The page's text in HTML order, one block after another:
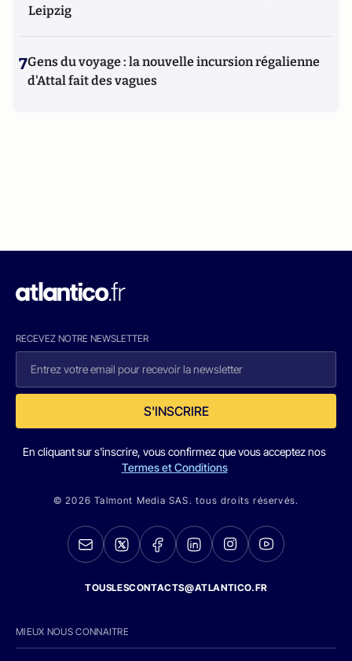
Leipzig
7Gens du voyage : la nouvelle incursion régalienne
d'Attal fait des vagues
RECEVEZ NOTRE NEWSLETTER
S'INSCRIRE
En cliquant sur s'inscrire, vous confirmez que vous acceptez nos
Termes et Conditions
© 2026 Talmont Media SAS. tous droits réservés.
TOUSLESCONTACTS@ATLANTICO.FR
MIEUX NOUS CONNAITRE